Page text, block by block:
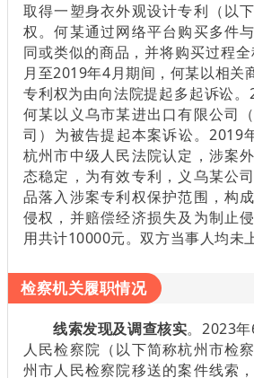
取得一塑身衣外观设计专利（以
权。何某通过网络平台购买多件
同或类似的商品，并将购买过程
月至2019年4月期间，何某以相关
专利权为由向法院提起多起诉讼。
何某以义乌市某进出口有限公司
司）为被告提起本案诉讼。2019
杭州市中级人民法院认定，涉案
态稳定，为有效专利，义乌某公
品落入涉案专利权保护范围，构
侵权，并赔偿经济损失及为制止
用共计10000元。双方当事人均未
检察机关履职情况
线索发现及调查核实。2023
人民检察院（以下简称杭州市检
州市人民检察院移送的案件线索